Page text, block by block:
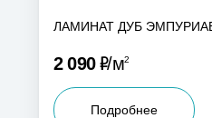
ЛАМИНАТ ДУБ
2 090Р м2
Подробнее